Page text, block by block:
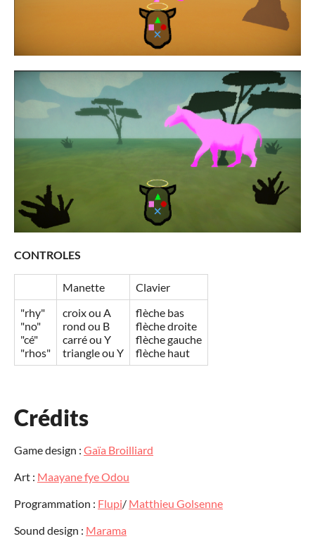
CONTROLES
Manette
Clavier
"rhy"
"no"
"cé"
"rhos"
croix ou A
rond ou B
carré ou Y
triangle ou Y
flèche bas
flèche droite
flèche gauche
flèche haut
Crédits
Game design : Gaïa Broilliard
Art : Maayane fye Odou
Programmation : Flupi/ Matthieu Golsenne
Sound design : Marama